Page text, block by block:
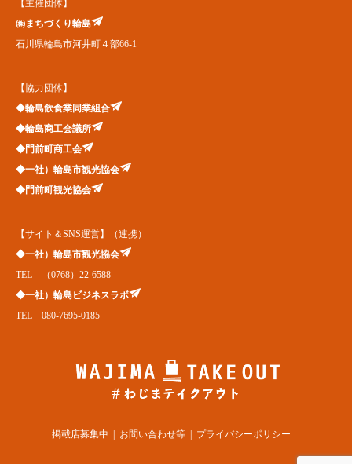
【主催団体】
㈱まちづくり輪島
石川県輪島市河井町４部66-1
【協力団体】
◆輪島飲食業同業組合
◆輪島商工会議所
◆門前町商工会
◆一社）輪島市観光協会
◆門前町観光協会
【サイト＆SNS運営】（連携）
◆一社）輪島市観光協会
TEL （0768）22-6588
◆一社）輪島ビジネスラボ
TEL 080-7695-0185
掲載店募集中 お問い合わせ等 プライバシーポリシー